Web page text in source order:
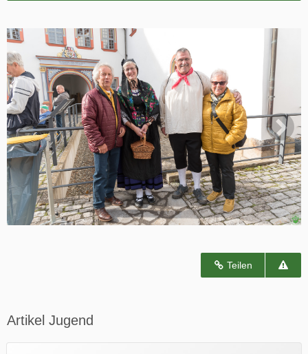
Teilen
Artikel Jugend